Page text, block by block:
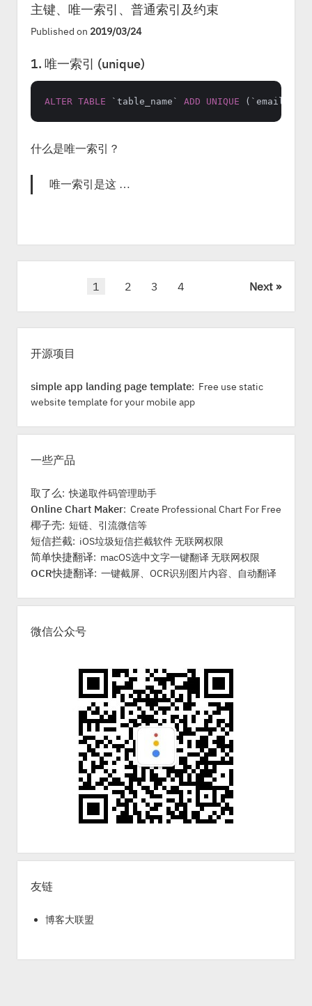
主键、唯一索引、普通索引及约束
Published on 2019/03/24
1. 唯一索引 (unique)
ALTER TABLE `table_name` ADD UNIQUE
什么是唯一索引？
唯一索引是这 …
s
a
v
g
i
o
n
1 2 3 4 Next
r
开源项目
simple app landing page template: Free use static
website template for your mobile app
一些产品
取了么: 快递取件码管理助手
Online Chart Maker: Create Professional Chart For Free
椰子壳: 短链、引流微信等
短信拦截: iOS垃圾短信拦截软件 无联网权限
简单快捷翻译: macOS选中文字一键翻译 无联网权限
OCR快捷翻译: 一键截屏、OCR识别图片内容、自动翻译
微信公众号
友链
博客大联盟